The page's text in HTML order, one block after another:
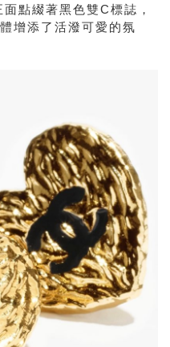
點綴著黑色雙C標誌，
增添了活潑可愛的氛